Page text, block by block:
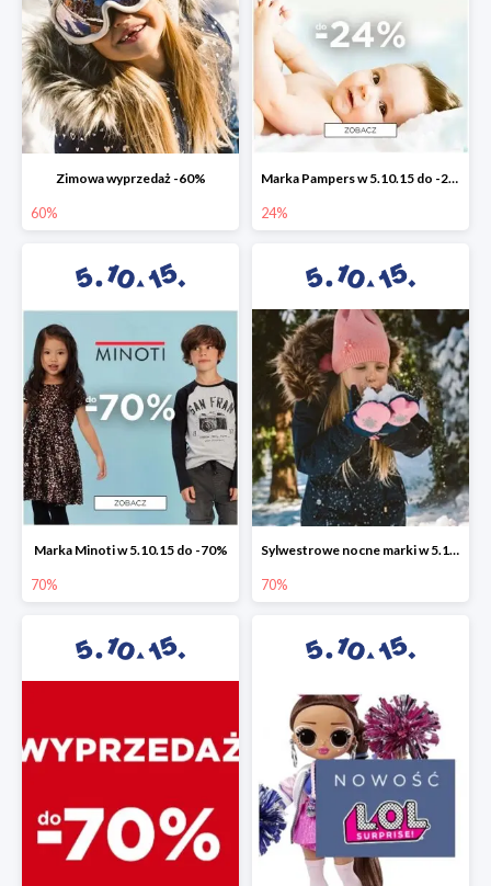
Zimowa wyprzedaż -60%
60%
Marka Pampers w 5.10.15 do -24%
24%
Marka Minoti w 5.10.15 do -70%
70%
Sylwestrowe nocne marki w 5.10.15 do -70%
70%